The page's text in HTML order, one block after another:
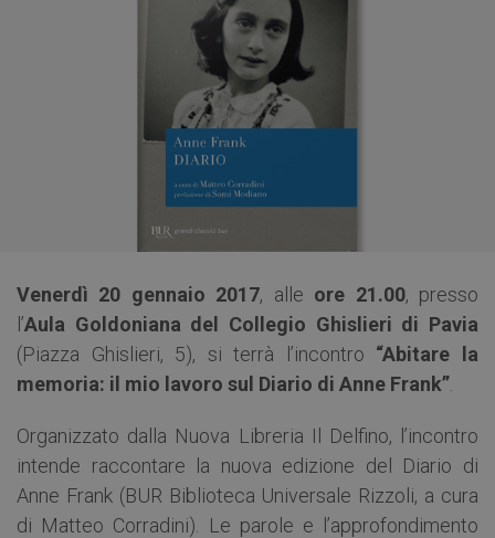
Venerdì 20 gennaio 2017, alle ore 21.00, presso
l’Aula Goldoniana del Collegio Ghislieri di Pavia
(Piazza Ghislieri, 5), si terrà l’incontro “Abitare la
memoria: il mio lavoro sul Diario di Anne Frank”
Organizzato dalla Nuova Libreria Il Delfino, l’incontro
intende raccontare la nuova edizione del Diario di
Anne Frank (BUR Biblioteca Universale Rizzoli, a cura
di Matteo Corradini). Le parole e l’approfondimento